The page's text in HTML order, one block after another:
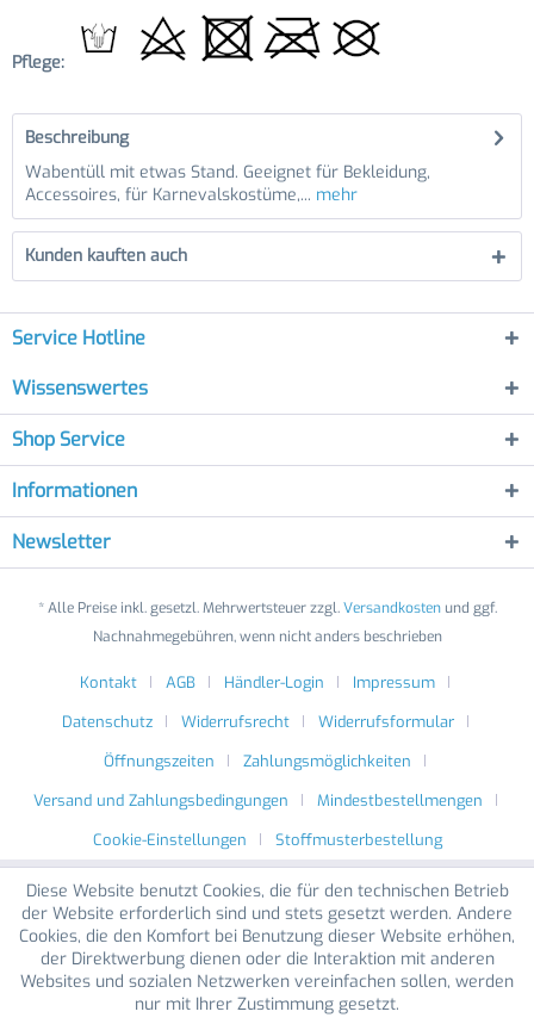
Pflege:
Beschreibung
Wabentüll mit etwas Stand. Geeignet für Bekleidung,
Accessoires, für Karnevalskostüme,... mehr
Kunden kauften auch
Service Hotline
Wissenswertes
Shop Service
Informationen
Newsletter
* Alle Preise inkl. gesetzl. Mehrwertsteuer zzgl.Versandkostenund ggf.
Nachnahmegebühren, wenn nicht anders beschrieben
Kontakt AGB Händler-Login
Impressum
Datenschutz
Widerrufsrecht
Widerrufsformular
Öffnungszeiten
Zahlungsmöglichkeiten
Versand und Zahlungsbedingungen
Mindestbestellmengen
Cookie-Einstellungen
Stoffmusterbestellung
Diese Website benutzt Cookies, die für den technischen Betrieb
der Website erforderlich sind und stets gesetzt werden. Andere
Cookies, die den Komfort bei Benutzung dieser Website erhöhen,
der Direktwerbung dienen oder die Interaktion mit anderen
Websites und sozialen Netzwerken vereinfachen sollen, werden
nur mit Ihrer Zustimmung gesetzt.